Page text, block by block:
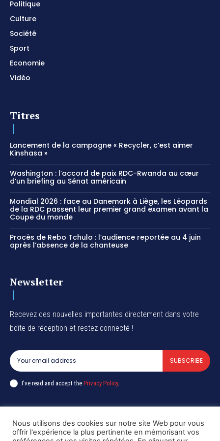
Politique
Culture
Société
Sport
Economie
Vidéo
Titres
Lancement de la campagne « Recycler, c’est aimer
Kinshasa »
Washington : l’accord de paix RDC-Rwanda au cœur
d’un briefing au Sénat américain
Mondial 2026 : face au Danemark à Liège, les Léopards
de la RDC passent leur premier grand examen avant la
Coupe du monde
Procès de Rebo Tchulo : l’audience reportée au 4 juin
après l’absence de la chanteuse
Newsletter
Recevez des nouvelles importantes directement dans votre
boîte de réception et restez connecté !
SUBSCRIBE
I've read and accept the Privacy Policy.
Copyright © DiaspoRDC. All rights reserved
Nous utilisons des cookies sur notre site Web pour vous
offrir l'expérience la plus pertinente en mémorisant vos